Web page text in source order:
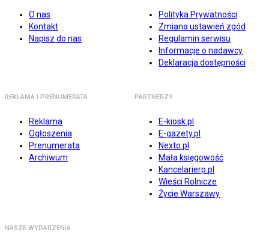
O nas
Kontakt
Napisz do nas
Polityka Prywatności
Zmiana ustawień zgód
Regulamin serwisu
Informacje o nadawcy
Deklaracja dostępności
REKLAMA I PRENUMERATA
Reklama
Ogłoszenia
Prenumerata
Archiwum
PARTNERZY
E-kiosk.pl
E-gazety.pl
Nexto.pl
Mała księgowość
Kancelarierp.pl
Wieści Rolnicze
Życie Warszawy
NASZE WYDARZENIA